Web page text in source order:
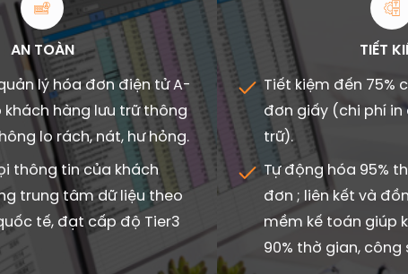
AN TOÀN
lý hóa đơn điện tử A-
khách hàng lưu trữ thông
lo rách, nát, hư hỏng.
thông tin của khách
trung tâm dữ liệu theo
tế, đạt cấp độ Tier3
TIẾT
Tiết kiệm đến 75%
đơn giấy (chi phí in
trữ).
Tự động hóa 95%
đơn ; liên kết và
mềm kế toán giúp
90% thờ gian, công